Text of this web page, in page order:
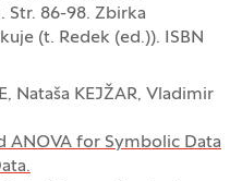
Str. 86-98. Zbirka
(t. Redek (ed.)). ISBN
Nataša KEJŽAR, Vladimir
ANOVA for Symbolic Data